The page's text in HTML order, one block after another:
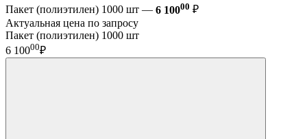
Пакет (полиэтилен) 1000 шт — 6 10000 ₽
Актуальная цена по запросу
Пакет (полиэтилен) 1000 шт
6 10000₽